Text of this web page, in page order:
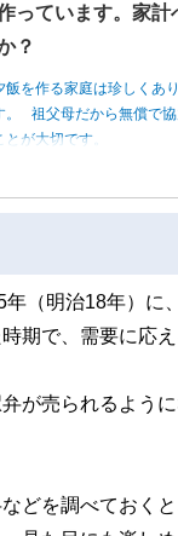
っています。家
？
を作る家庭は珍しくあ
祖父母だから無償で
が大切です。
（明治18年）に
期で、需要に応
が売られるよう
どを調べておく